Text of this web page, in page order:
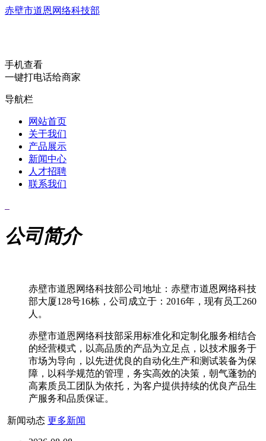
赤壁市道恩网络科技部
手机查看
一键打电话给商家
导航栏
网站首页
关于我们
产品展示
新闻中心
人才招聘
联系我们
公司简介
赤壁市道恩网络科技部公司地址：赤壁市道恩网络科技
部大厦128号16栋，公司成立于：2016年，现有员工260
人。
赤壁市道恩网络科技部采用标准化和定制化服务相结合
的经营模式，以高品质的产品为立足点，以技术服务于
市场为导向，以先进优良的自动化生产和测试装备为保
障，以科学规范的管理，务实高效的决策，朝气蓬勃的
高素质员工团队为依托，为客户提供持续的优良产品生
产服务和品质保证。
新闻动态 更多新闻